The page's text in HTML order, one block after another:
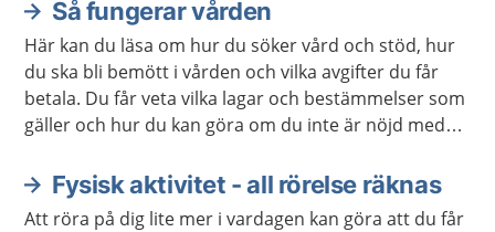
Så fungerar vården
Här kan du läsa om hur du söker vård och stöd, hur
du ska bli bemött i vården och vilka avgifter du får
betala. Du får veta vilka lagar och bestämmelser som
gäller och hur du kan göra om du inte är nöjd med
närstående.
Fysisk aktivitet - all rörelse räknas
Att röra på dig lite mer i vardagen kan göra att du får